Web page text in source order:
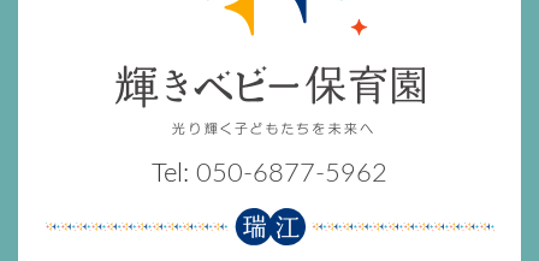
Tel: 050-6877-5962